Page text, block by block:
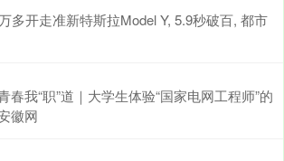
多开走准新特斯拉Model Y, 5.9秒破百, 都市
春我“职”道｜大学生体验“国家电网工程师”的
徽网